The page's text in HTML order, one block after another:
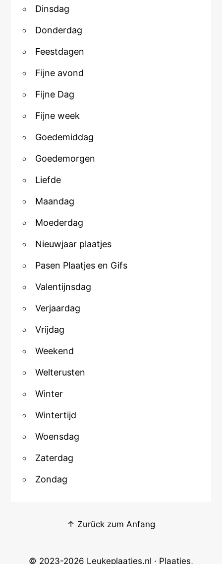
Dinsdag
Donderdag
Feestdagen
Fijne avond
Fijne Dag
Fijne week
Goedemiddag
Goedemorgen
Liefde
Maandag
Moederdag
Nieuwjaar plaatjes
Pasen Plaatjes en Gifs
Valentijnsdag
Verjaardag
Vrijdag
Weekend
Welterusten
Winter
Wintertijd
Woensdag
Zaterdag
Zondag
↑ Zurück zum Anfang
© 2023-2026 Leukeplaatjes.nl · Plaatjes,